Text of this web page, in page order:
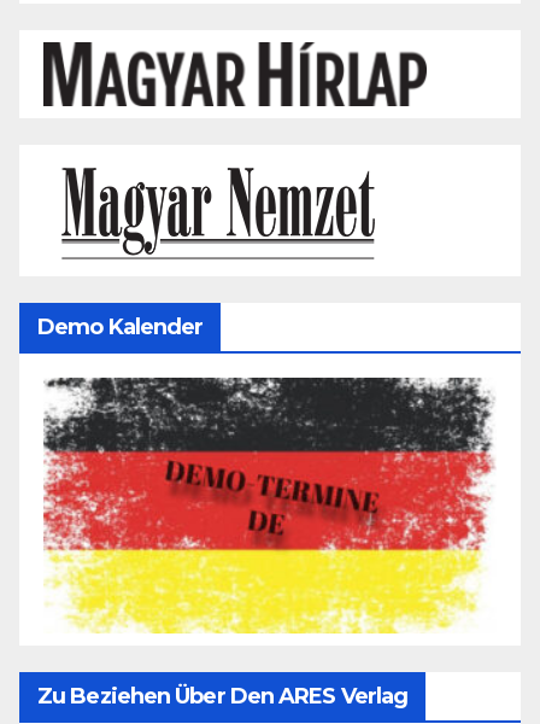
Demo Kalender
Zu Beziehen Über Den ARES Verlag